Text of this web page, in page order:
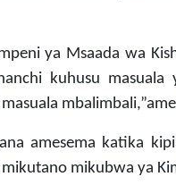
ya Msaada wa
kuhusu masuala
amesema katika
mikubwa ya